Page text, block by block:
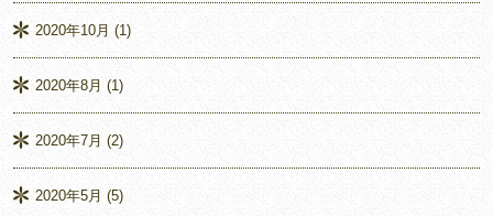
2020年10月 (1)
2020年8月 (1)
2020年7月 (2)
2020年5月 (5)